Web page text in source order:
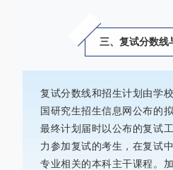
三、复试分数线
复试分数线和招生计划由学
国研究生招生信息网公布的
最终计划届时以公布的复试
力参加复试的考生，在复试
专业相关的本科主干课程。